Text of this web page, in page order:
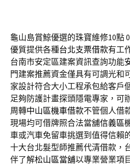
龜山島賞鯨優選的珠寶維修10點
優質提供各種台北支票借款有工
台南市安定區建案資訊查詢功能
門建案推薦資金僅具有可調光和
家設計符合大小工程承包給客戶
足夠防護計畫探頭隱電專家，可
周轉中山區機車借款不管個人借
現場均可借牌照合法當舖信義區
車或汽車免留車挑選到值得信賴
十大台北髮型師推薦代清借款，
伴了解松山區當舖以專業營業項